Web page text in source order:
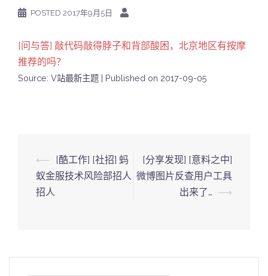
POSTED 2017年9月5日
[问与答] 敲代码敲得脖子和背部酸困，北京地区有按摩
推荐的吗？
Source: V站最新主题 Published on 2017-09-05
Post
navigation
⟵
[酷工作] [社招] 蚂
蚁金服技术风险部招人
招人
[分享发现] [意料之中]
微博图片反查用户工具
出来了…
⟶